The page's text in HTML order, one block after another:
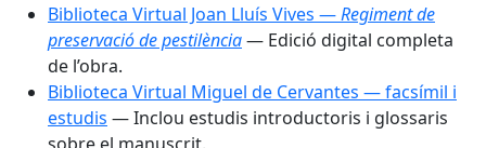
Biblioteca Virtual Joan Lluís Vives —Regiment de
preservació de pestilència— Edició digital completa
de l’obra.
Biblioteca Virtual Miguel de Cervantes — facsímil i
estudis — Inclou estudis introductoris i glossaris
sobre el manuscrit.